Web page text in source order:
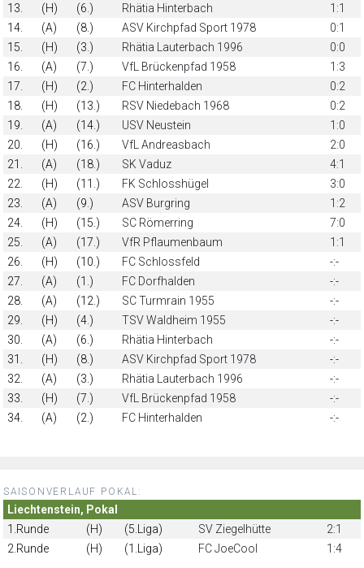
13.
(H) (6.) Rhätia Hinterbach
1:1
14.
(A) (8.) ASV Kirchpfad Sport 1978
0:1
15.
(H) (3.) Rhätia Lauterbach 1996
0:0
16.
(A) (7.) VfL Brückenpfad 1958
1:3
17.
(H) (2.) FC Hinterhalden
0:2
18.
(H) (13.) RSV Niedebach 1968
0:2
19.
(A) (14.) USV Neustein
1:0
20.
(H) (16.) VfL Andreasbach
2:0
21.
(A) (18.) SK Vaduz
4:1
22.
(H) (11.) FK Schlosshügel
3:0
23.
(A) (9.) ASV Burgring
1:2
24.
(H) (15.) SC Römerring
7:0
25.
(A) (17.) VfR Pflaumenbaum
1:1
26.
(H) (10.) FC Schlossfeld
-:-
27.
(A) (1.) FC Dorfhalden
-:-
28.
(A) (12.) SC Turmrain 1955
-:-
29.
(H) (4.) TSV Waldheim 1955
-:-
30.
(A) (6.) Rhätia Hinterbach
-:-
31.
(H) (8.) ASV Kirchpfad Sport 1978
-:-
32.
(A) (3.) Rhätia Lauterbach 1996
-:-
33.
(H) (7.) VfL Brückenpfad 1958
-:-
34.
(A) (2.) FC Hinterhalden -:-
SAISONVERLAUF POKAL:
Liechtenstein, Pokal
1.Runde
(H) (5.Liga) SV Ziegelhütte
2:1
2.Runde
(H) (1.Liga) FC JoeCool 1:4